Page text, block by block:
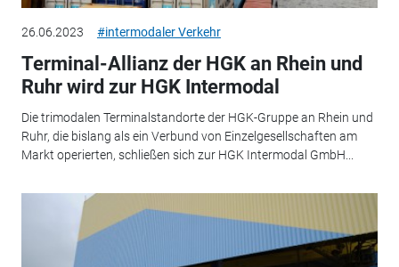
26.06.2023 #intermodaler Verkehr
Terminal-Allianz der HGK an Rhein und
Ruhr wird zur HGK Intermodal
Die trimodalen Terminalstandorte der HGK-Gruppe an Rhein und
Ruhr, die bislang als ein Verbund von Einzelgesellschaften am
Markt operierten, schließen sich zur HGK Intermodal GmbH...